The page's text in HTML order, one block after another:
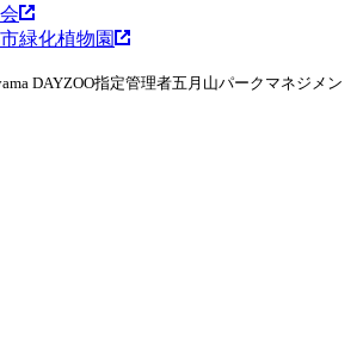
緑化植物園
DAYZOO指定管理者五月山パークマネジメン